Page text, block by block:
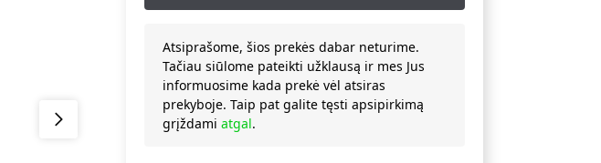
Atsiprašome, šios prekės dabar neturime.
Tačiau siūlome pateikti užklausą ir mes Jus
informuosime kada prekė vėl atsiras
prekyboje. Taip pat galite tęsti apsipirkimą
grįždamiatgal.